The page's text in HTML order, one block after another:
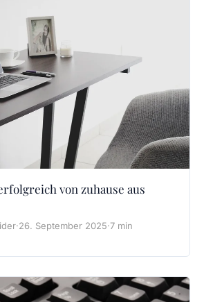
von zuhause aus
·26. September 2025·7 min